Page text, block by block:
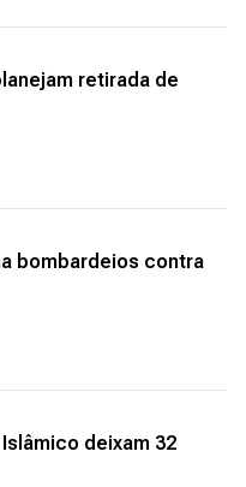
retirada de
bombardeios contra
deixam 32